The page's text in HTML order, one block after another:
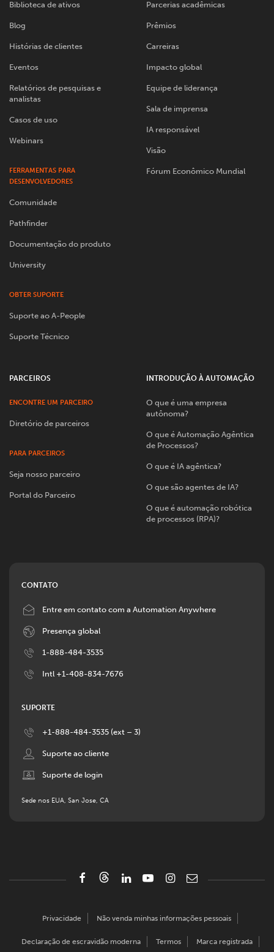
Biblioteca de ativos
Blog
Histórias de clientes
Eventos
Relatórios de pesquisas e
analistas
Casos de uso
Webinars
FERRAMENTAS PARA
DESENVOLVEDORES
Comunidade
Pathfinder
Documentação do produto
University
OBTER SUPORTE
Suporte ao A-People
Suporte Técnico
Parcerias acadêmicas
Prêmios
Carreiras
Impacto global
Equipe de liderança
Sala de imprensa
IA responsável
Visão
Fórum Econômico Mundial
PARCEIROS
ENCONTRE UM PARCEIRO
Diretório de parceiros
PARA PARCEIROS
Seja nosso parceiro
Portal do Parceiro
INTRODUÇÃO À AUTOMAÇÃO
O que é uma empresa
autônoma?
O que é Automação Agêntica
de Processos?
O que é IA agêntica?
O que são agentes de IA?
O que é automação robótica
de processos (RPA)?
CONTATO
ImageEntre em contato com a Automation Anywhere
ImagePresença global
Image1-888-484-3535
ImageIntl +1-408-834-7676
SUPORTE
Image +1-888-484-3535 (ext – 3)
ImageSuporte ao cliente
ImageSuporte de login
Sede nos EUA, San Jose, CA
Privacidade Não venda minhas informações pessoais
Declaração de escravidão moderna Termos Marca registrada